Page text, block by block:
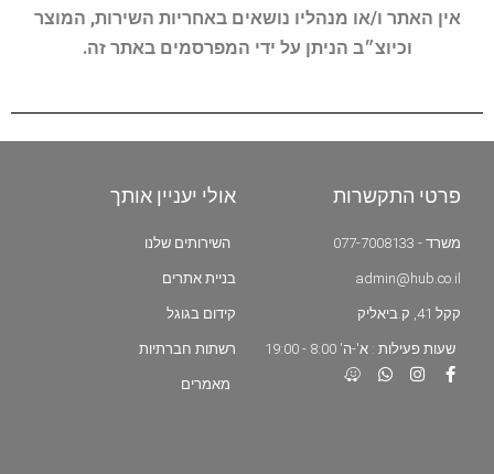
אין האתר ו/או מנהליו נושאים באחריות השירות, המוצר
וכיוצ״ב הניתן על ידי המפרסמים באתר זה.
פרטי התקשרות
משרד - 077-7008133
admin@hub.co.il
קקל 41, ק.ביאליק
שעות פעילות : א'-ה' 8:00 - 19:00
אולי יעניין אותך
השירותים שלנו
בניית אתרים
קידום בגוגל
רשתות חברתיות
מאמרים